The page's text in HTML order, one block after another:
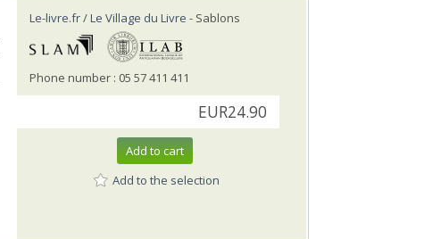
Le-livre.fr / Le Village du Livre - Sablons
Phone number : 05 57 411 411
EUR24.90
Add to cart
Add to the selection